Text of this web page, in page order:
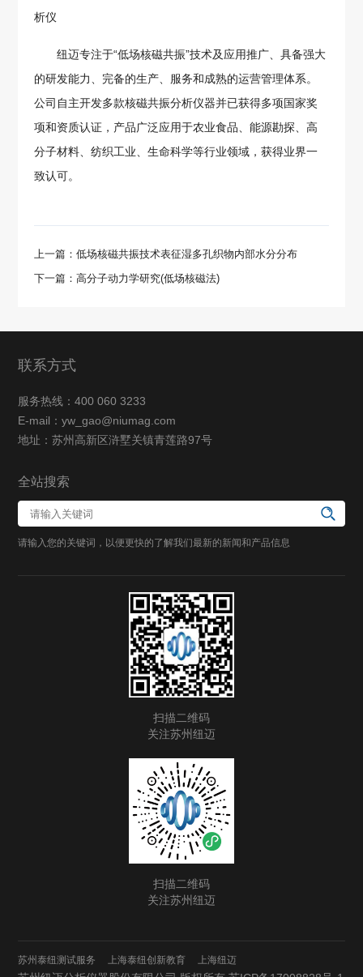
析仪
纽迈专注于“低场核磁共振”技术及应用推广、具备强大
的研发能力、完备的生产、服务和成熟的运营管理体系。
公司自主开发多款核磁共振分析仪器并已获得多项国家奖
项和资质认证，产品广泛应用于农业食品、能源勘探、高
分子材料、纺织工业、生命科学等行业领域，获得业界一
致认可。
上一篇：低场核磁共振技术表征湿多孔织物内部水分分布
下一篇：高分子动力学研究(低场核磁法)
联系方式
服务热线：400 060 3233
E-mail：yw_gao@niumag.com
地址：苏州高新区浒墅关镇青莲路97号
全站搜索
请输入您的关键词，以便更快的了解我们最新的新闻和产品信息
扫描二维码
关注苏州纽迈
扫描二维码
关注苏州纽迈
苏州泰纽测试服务 上海泰纽创新教育 上海纽迈